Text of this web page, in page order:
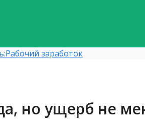
Рабочий заработок
но ущерб не